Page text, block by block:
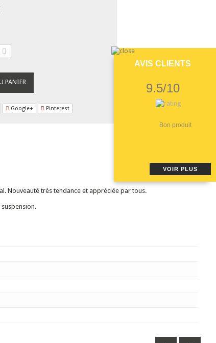
PANIER
Google+ Pinterest
Nouveauté très tendance et appréciée par tous.
AVIS CLIENTS
9.5/10
Bon produit
VOIR PLUS